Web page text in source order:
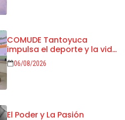
COMUDE Tantoyuca
impulsa el deporte y la vida
saludable entre la niñez
06/08/2026
El Poder y La Pasión